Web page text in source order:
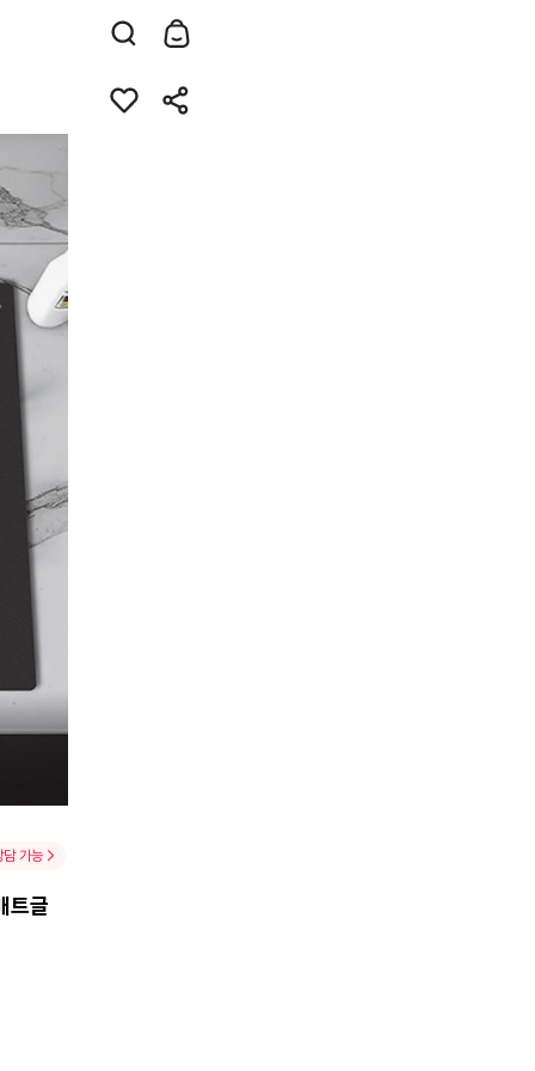
담 가능
트글